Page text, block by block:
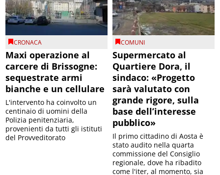
CRONACA
Maxi operazione al
carcere di Brissogne:
sequestrate armi
bianche e un cellulare
L'intervento ha coinvolto un
centinaio di uomini della
Polizia penitenziaria,
provenienti da tutti gli istituti
del Provveditorato
COMUNI
Supermercato al
Quartiere Dora, il
sindaco: «Progetto
sarà valutato con
grande rigore, sulla
base dell’interesse
pubblico»
Il primo cittadino di Aosta è
stato audito nella quarta
commissione del Consiglio
regionale, dove ha ribadito
come l'iter, al momento, sia